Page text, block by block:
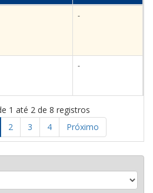
-
-
1 até 2 de 8 registros
2 3 4 Próximo